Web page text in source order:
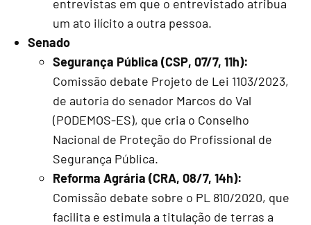
entrevistas em que o entrevistado atribua
um ato ilícito a outra pessoa.
Senado
Segurança Pública (CSP, 07/7, 11h):
Comissão debate Projeto de Lei 1103/2023,
de autoria do senador Marcos do Val
(PODEMOS-ES), que cria o Conselho
Nacional de Proteção do Profissional de
Segurança Pública.
Reforma Agrária (CRA, 08/7, 14h):
Comissão debate sobre o PL 810/2020, que
facilita e estimula a titulação de terras a